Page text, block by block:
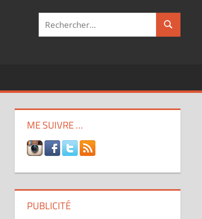
Recherche
ME SUIVRE …
PUBLICITÉ